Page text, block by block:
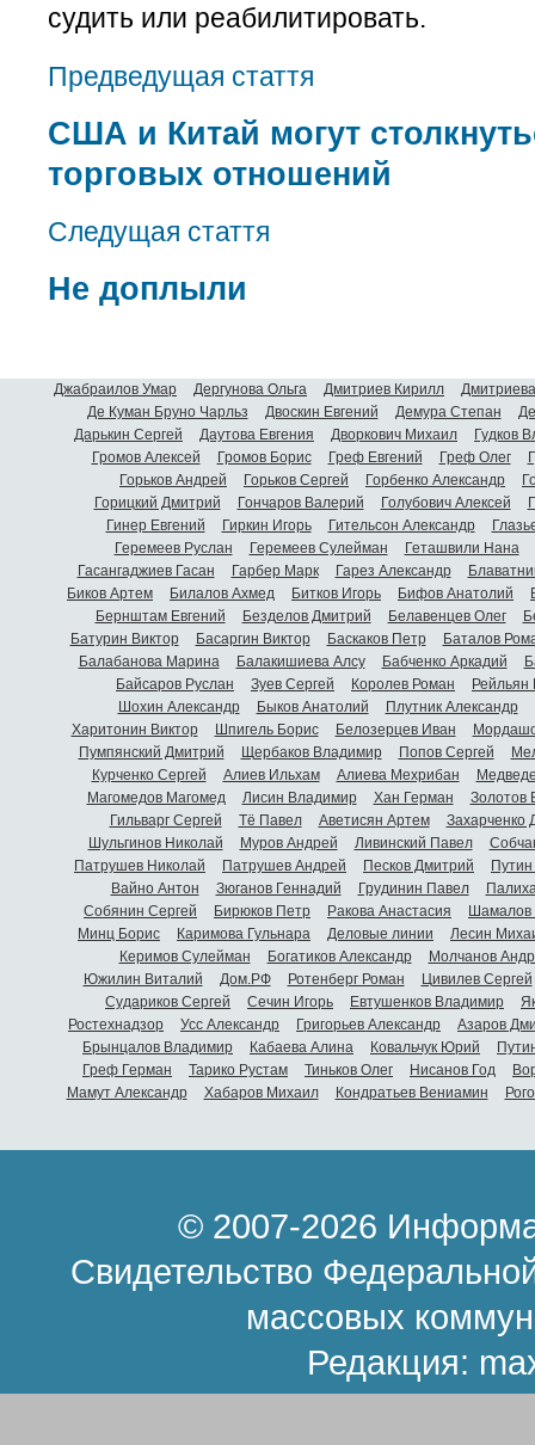
судить или реабилитировать.
Предведущая стаття
США и Китай могут
торговых отношений
Следущая стаття
Не доплыли
Джабраилов Умар Дергунова Ольга Дмитриев Кирилл
Де Куман Бруно Чарльз
Двоскин Евгений Демура Степан
Дарькин Сергей
Даутова Евгения Дворкович Михаил
Гудков
Громов Алексей
Громов Борис Греф Евгений Греф Олег
Горьков Андрей
Горьков Сергей Горбенко Александр
Горицкий Дмитрий
Гончаров Валерий Голубович Алексей
Гинер Евгений
Гиркин Игорь Гительсон Александр
Геремеев Руслан
Геремеев Сулейман
Геташвили Нана
Гасангаджиев Гасан
Гарбер Марк Гарез Александр
Биков Артем
Билалов Ахмед Битков Игорь Бифов Анатолий
Бернштам Евгений
Безделов Дмитрий Белавенцев Олег
Батурин Виктор
Басаргин Виктор Баскаков Петр
Баталов
Балабанова Марина
Балакишиева Алсу Бабченко Аркадий
Байсаров Руслан
Зуев Сергей Королев Роман
Шохин Александр
Быков Анатолий Плутник Александр
Харитонин Виктор
Шпигель Борис Белозерцев Иван
Пумпянский Дмитрий
Щербаков Владимир Попов Сергей
Курченко Сергей
Алиев Ильхам Алиева Мехрибан
Магомедов Магомед
Лисин Владимир Хан Герман
Золотов
Гильварг Сергей
Тё Павел Аветисян Артем
Захарченко
Шульгинов Николай
Муров Андрей Ливинский Павел
Патрушев Николай
Патрушев Андрей Песков Дмитрий
Вайно Антон
Зюганов Геннадий Грудинин Павел
Собянин Сергей
Бирюков Петр Ракова Анастасия
Шамалов
Минц Борис
Каримова Гульнара Деловые линии
Лесин
Керимов Сулейман
Богатиков Александр
Молчанов
Южилин Виталий
Дом.РФ Ротенберг Роман
Цивилев Сергей
Судариков Сергей
Сечин Игорь Евтушенков Владимир
Ростехнадзор
Усс Александр Григорьев Александр
Азаров
Брынцалов Владимир
Кабаева Алина Ковальчук Юрий
Греф Герман
Тарико Рустам Тиньков Олег Нисанов Год
Мамут Александр
Хабаров Михаил Кондратьев Вениамин
© 2007-2026
Свидетельство
массовых
Редакция: